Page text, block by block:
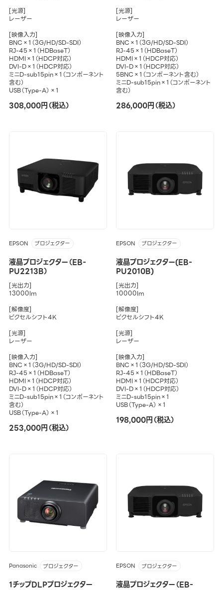
[光源]
レーザー
[映像入力]
BNC×1（3G/HD/SD-SDI）
RJ-45×1（HDBaseT）
HDMI×1（HDCP対応）
DVI-D×1（HDCP対応）
ミニD-sub15pin×1（コンポーネント
含む）
USB（Type-A）×1
308,000円（税込）
[光源]
レーザー
[映像入力]
BNC×1（3G/HD/SD-SDI）
RJ-45×1（HDBaseT）
HDMI×1（HDCP対応）
DVI-D×1（HDCP対応）
5BNC×1（コンポーネント含む）
ミニD-sub15pin×1（コンポーネント
含む）
286,000円（税込）
EPSON プロジェクター
液晶プロジェクター（EB-
PU2213B）
[光出力]
13000lm
[解像度]
ピクセルシフト4K
[光源]
レーザー
[映像入力]
BNC×1（3G/HD/SD-SDI）
RJ-45×1（HDBaseT）
HDMI×1（HDCP対応）
DVI-D×1（HDCP対応）
ミニD-sub15pin×1（コンポーネント
含む）
USB（Type-A）×1
253,000円（税込）
EPSON プロジェクター
液晶プロジェクター(EB-
PU2010B)
[光出力]
10000lm
[解像度]
ピクセルシフト4K
[光源]
レーザー
[映像入力]
BNC×1（3G/HD/SD-SDI）
RJ-45×1（HDBaseT）
HDMI×1（HDCP対応）
DVI-D×1（HDCP対応）
ミニD-sub15pin×1
USB（Type-A）×1
198,000円（税込）
Panasonic プロジェクター
1チップDLPプロジェクター
EPSON プロジェクター
液晶プロジェクター（EB-